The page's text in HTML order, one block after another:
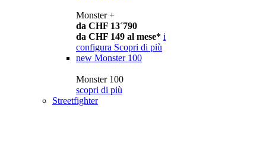
Monster +
da CHF 13´790
da CHF 149 al mese* i
configura Scopri di più
new Monster 100
Monster 100
scopri di più
Streetfighter